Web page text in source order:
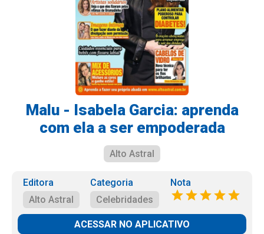
Malu - Isabela Garcia: aprenda
com ela a ser empoderada
Alto Astral
Editora
Alto Astral
Categoria
Celebridades
Nota
ACESSAR NO APLICATIVO